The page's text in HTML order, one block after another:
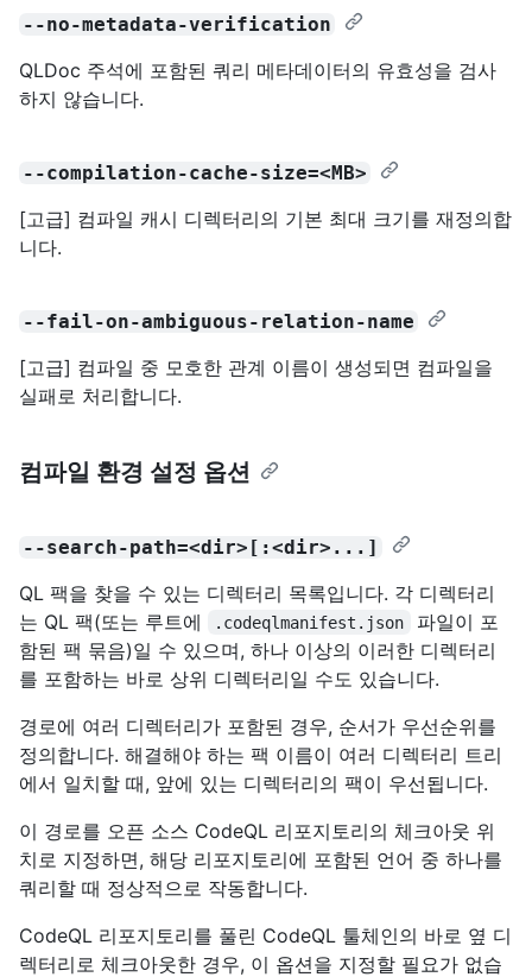
--no-metadata-verification
QLDoc 주석에 포함된 쿼리 메타데이터의 유효성을 검사
하지 않습니다.
--compilation-cache-size=<MB>
[고급] 컴파일 캐시 디렉터리의 기본 최대 크기를 재정의합
니다.
--fail-on-ambiguous-relation-name
[고급] 컴파일 중 모호한 관계 이름이 생성되면 컴파일을
실패로 처리합니다.
컴파일 환경 설정 옵션
--search-path=<dir>[:<dir>...]
QL 팩을 찾을 수 있는 디렉터리 목록입니다. 각 디렉터리
는 QL 팩(또는 루트에
.codeqlmanifest.json
파일이 포
함된 팩 묶음)일 수 있으며, 하나 이상의 이러한 디렉터리
를 포함하는 바로 상위 디렉터리일 수도 있습니다.
경로에 여러 디렉터리가 포함된 경우, 순서가 우선순위를
정의합니다. 해결해야 하는 팩 이름이 여러 디렉터리 트리
에서 일치할 때, 앞에 있는 디렉터리의 팩이 우선됩니다.
이 경로를 오픈 소스 CodeQL 리포지토리의 체크아웃 위
치로 지정하면, 해당 리포지토리에 포함된 언어 중 하나를
쿼리할 때 정상적으로 작동합니다.
CodeQL 리포지토리를 풀린 CodeQL 툴체인의 바로 옆 디
렉터리로 체크아웃한 경우, 이 옵션을 지정할 필요가 없습